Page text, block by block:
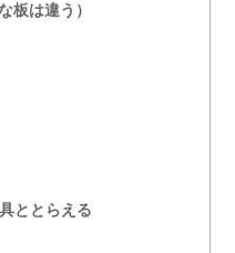
板は違う）
ととらえる